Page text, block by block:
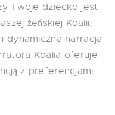
Twoje dziecko jest
żeńskiej Koalii,
dynamiczna narracja
Koalia oferuje
z preferencjami